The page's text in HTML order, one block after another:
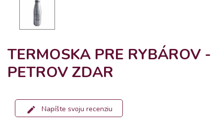
TERMOSKA PRE RYBÁROV -
PETROV ZDAR
Napíšte svoju recenziu